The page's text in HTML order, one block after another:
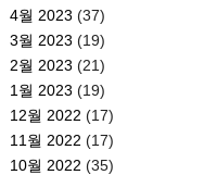
4월 2023 (37)
3월 2023 (19)
2월 2023 (21)
1월 2023 (19)
12월 2022 (17)
11월 2022 (17)
10월 2022 (35)